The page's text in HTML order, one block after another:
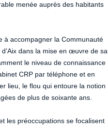
menée auprès des habitants
à accompagner la Communauté
d’Aix dans la mise en œuvre de sa
le niveau de connaissance
CRP par téléphone et en
lieu, le flou qui entoure la notion
de plus de soixante ans.
les préoccupations se focalisent